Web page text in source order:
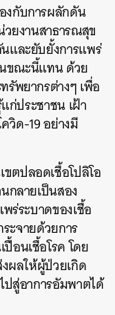
งกับการผลักดัน
ยงานสาธารณสุข
และยับยั้งการแพร่
นขณะนี้แทน ด้วย
พยากรต่างๆ เพื่อ
ก่ประชาชน เฝ้า
วิด-19 อย่างมี
ตปลอดเชื้อโปลิโอ
กลายเป็นสอง
ร่ระบาดของเชื้อ
ะจายด้วยการ
อนเชื้อโรค โดย
ผลให้ผู้ป่วยเกิด
ปสู่อาการอัมพาตได้
EMAIL